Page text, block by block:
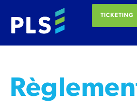
TICKETING